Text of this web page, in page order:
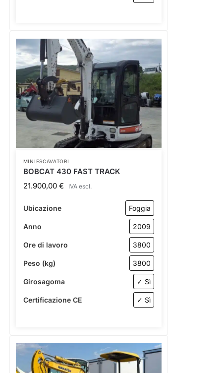
MINIESCAVATORI
BOBCAT 430 FAST TRACK
21.900,00 € IVA escl.
Ubicazione Foggia
Anno 2009
Ore di lavoro 3800
Peso (kg) 3800
Girosagoma ✓ Sì
Certificazione CE ✓ Sì